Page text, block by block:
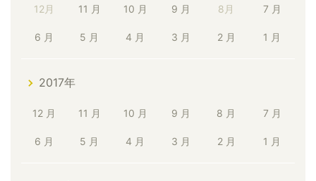
12月 11 月 10 月 9 月 8月 7 月
6 月 5 月 4 月 3 月 2 月 1 月
2017年
12 月 11 月 10 月 9 月 8 月 7 月
6 月 5 月 4 月 3 月 2 月 1 月